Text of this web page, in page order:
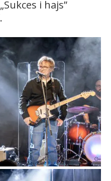
i hajs”